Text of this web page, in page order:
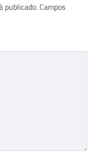
publicado. Campos